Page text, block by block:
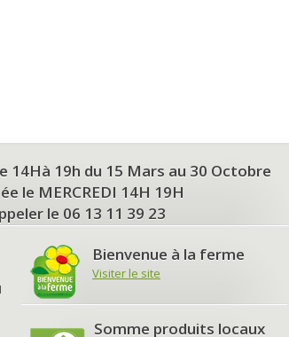
14Hà 19h du 15 Mars au 30 Octobre
le MERCREDI 14H 19H
le 06 13 11 39 23
Bienvenue à la ferme
Visiter le site
Somme produits locaux